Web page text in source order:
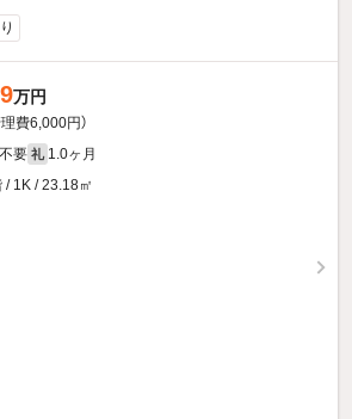
万円
理費6,000円）
不要 礼 1.0ヶ月
/ 1K / 23.18㎡